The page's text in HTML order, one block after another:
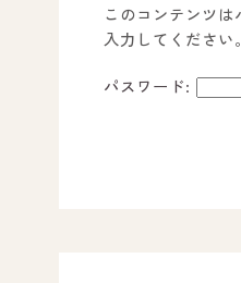
このコンテンツ
入力してください。
パスワード: